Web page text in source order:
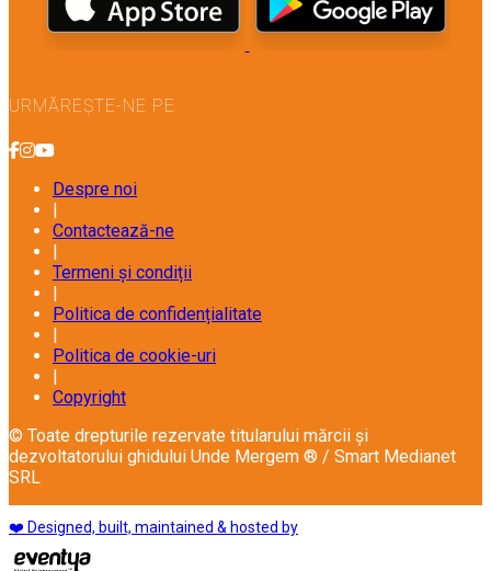
URMĂREȘTE-NE PE
Despre noi
|
Contactează-ne
|
Termeni și condiții
|
Politica de confidențialitate
|
Politica de cookie-uri
|
Copyright
© Toate drepturile rezervate titularului mărcii și
dezvoltatorului ghidului Unde Mergem ® / Smart Medianet
SRL
❤️ Designed, built, maintained & hosted by